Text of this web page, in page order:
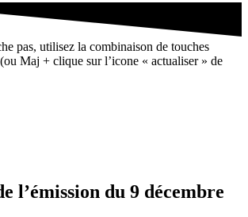
pas, utilisez la combinaison de touches
Maj + clique sur l’icone « actualiser » de
l’émission du 9 décembre